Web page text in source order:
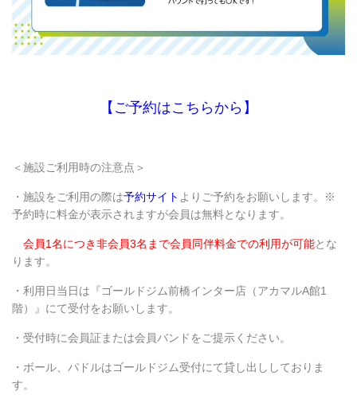
【ご予約はこちらから】
＜施設ご利用時の注意点＞
・施設をご利用の際は予約サイト よりご予約をお願いします。※
予約時に料金が表示されますが会員は無料となります。
会員1名につき非会員3名まで会員同伴料金での利用が可能とな
ります。
・利用日当日は『ゴールドジム前橋インター店（アカマルA館1
階）』にて受付をお願いします。
・受付時に会員証または会員バンドをご提示ください。
・ボール、パドルはゴールドジム受付にて貸し出ししておりま
す。